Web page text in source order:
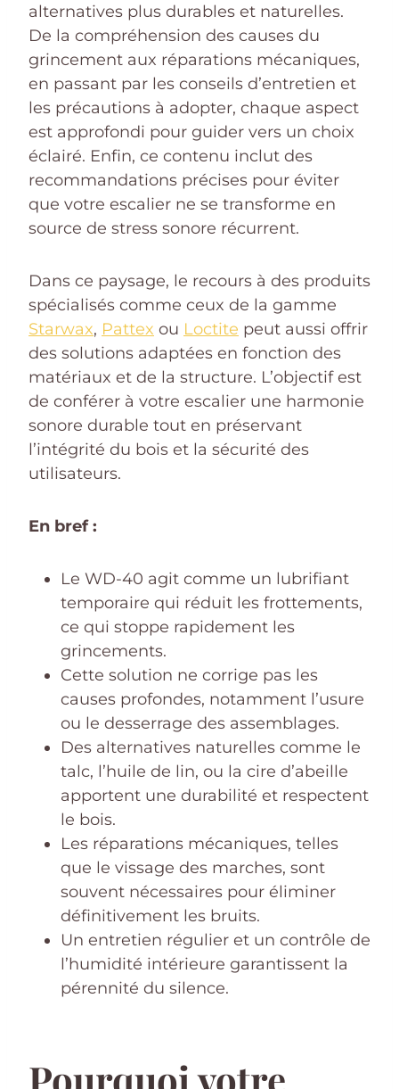
alternatives plus durables et naturelles.
De la compréhension des causes du
grincement aux réparations mécaniques,
en passant par les conseils d’entretien et
les précautions à adopter, chaque aspect
est approfondi pour guider vers un choix
éclairé. Enfin, ce contenu inclut des
recommandations précises pour éviter
que votre escalier ne se transforme en
source de stress sonore récurrent.
Dans ce paysage, le recours à des produits
spécialisés comme ceux de la gamme
Starwax, Pattex ou Loctite peut aussi offrir
des solutions adaptées en fonction des
matériaux et de la structure. L’objectif est
de conférer à votre escalier une harmonie
sonore durable tout en préservant
l’intégrité du bois et la sécurité des
utilisateurs.
En bref :
Le WD-40 agit comme un lubrifiant
temporaire qui réduit les frottements,
ce qui stoppe rapidement les
grincements.
Cette solution ne corrige pas les
causes profondes, notamment l’usure
ou le desserrage des assemblages.
Des alternatives naturelles comme le
talc, l’huile de lin, ou la cire d’abeille
apportent une durabilité et respectent
le bois.
Les réparations mécaniques, telles
que le vissage des marches, sont
souvent nécessaires pour éliminer
définitivement les bruits.
Un entretien régulier et un contrôle de
l’humidité intérieure garantissent la
pérennité du silence.